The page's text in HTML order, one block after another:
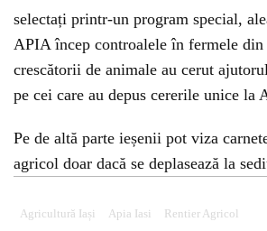
selectați printr-un program special,
APIA încep controalele în fermele
crescătorii de animale au cerut
pe cei care au depus cererile unice la
Pe de altă parte ieșenii pot viza
agricol doar dacă se deplasează la
Agricultură Iași Apia Iasi Rentier Agricol